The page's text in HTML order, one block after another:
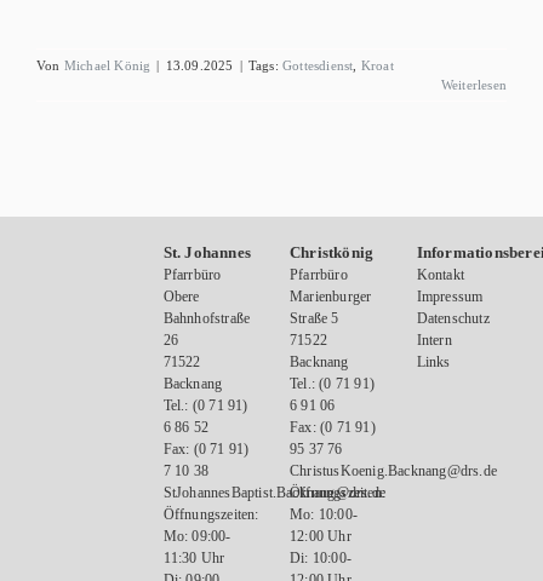
Von Michael König | 13.09.2025 | Tags:Gottesdienst Kroat
Weiterlesen
St. Johannes
Pfarrbüro
Obere
Bahnhofstraße
26
71522
Backnang
Tel.: (0 71 91)
6 86 52
Fax: (0 71 91)
7 10 38
StJohannesBaptist.Backnang@drs.de
Öffnungszeiten:
Mo: 09:00-
11:30 Uhr
Christkönig
Pfarrbüro
Marienburger
Straße 5
71522
Backnang
Tel.: (0 71 91)
6 91 06
Fax: (0 71 91)
95 37 76
ChristusKoenig.Backnang@drs.de
Öffnungszeiten:
Mo: 10:00-
12:00 Uhr
Di: 10:00-
Kontakt
Impressum
Datenschutz
Intern
Links